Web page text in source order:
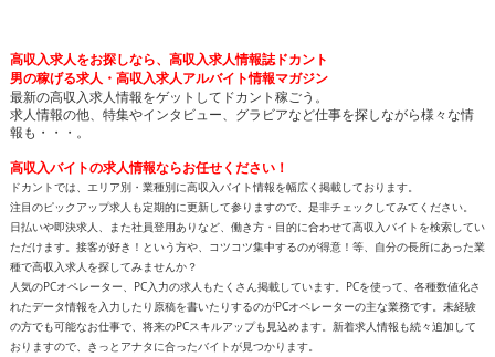
高収入求人をお探しなら、高収入求人情報誌ドカント
男の稼げる求人・高収入求人アルバイト情報マガジン
最新の高収入求人情報をゲットしてドカント稼ごう。
求人情報の他、特集やインタビュー、グラビアなど仕事を探しながら様々な情
報も・・・。
高収入バイトの求人情報ならお任せください！
ドカントでは、エリア別・業種別に高収入バイト情報を幅広く掲載しております。
注目のピックアップ求人も定期的に更新して参りますので、是非チェックしてみてください。
日払いや即決求人、また社員登用ありなど、働き方・目的に合わせて高収入バイトを検索してい
ただけます。接客が好き！という方や、コツコツ集中するのが得意！等、自分の長所にあった業
種で高収入求人を探してみませんか？
人気のPCオペレーター、PC入力の求人もたくさん掲載しています。PCを使って、各種数値化さ
れたデータ情報を入力したり原稿を書いたりするのがPCオペレーターの主な業務です。未経験
の方でも可能なお仕事で、将来のPCスキルアップも見込めます。新着求人情報も続々追加して
おりますので、きっとアナタに合ったバイトが見つかります。